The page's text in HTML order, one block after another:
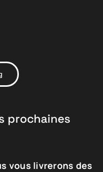
prochaines
vous livrerons des